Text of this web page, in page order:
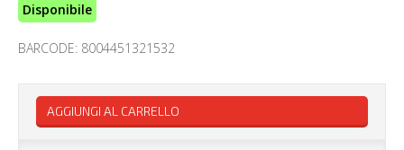
Disponibile
BARCODE: 8004451321532
AGGIUNGI AL CARRELLO